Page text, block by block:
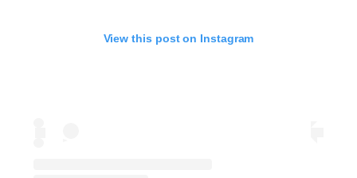
View this post on Instagram